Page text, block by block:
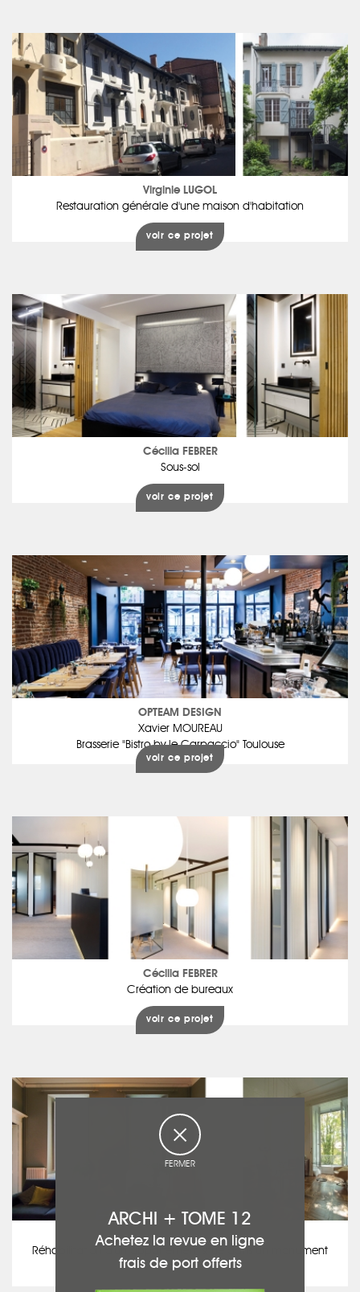
Virginie LUGOL
Restauration générale d'une maison d'habitation
voir ce projet
Cécilia FEBRER
Sous-sol
voir ce projet
OPTEAM DESIGN
Xavier MOUREAU
Brasserie "Bistro by le Carpaccio" Toulouse
voir ce projet
Cécilia FEBRER
Création de bureaux
voir ce projet
Virginie LUGOL
Réhabilitation d'un appartement situé dans un monument
historique
FERMER
ARCHI + TOME 12
Achetez la revue en ligne
frais de port offerts